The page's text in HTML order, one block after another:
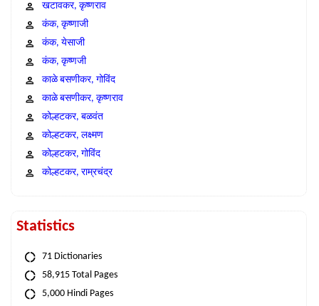
खटावकर, कृष्णराव
कंक, कृष्णाजी
कंक, येसाजी
कंक, कृष्णजी
काळे बसणीकर, गोविंद
काळे बसणीकर, कृष्णराव
कोल्हटकर, बळवंत
कोल्हटकर, लक्ष्मण
कोल्हटकर, गोविंद
कोल्हटकर, राम्रचंद्र
Statistics
71 Dictionaries
58,915 Total Pages
5,000 Hindi Pages